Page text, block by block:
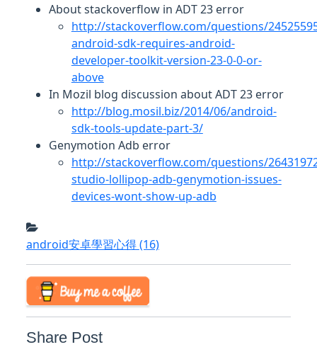
About stackoverflow in ADT 23 error
http://stackoverflow.com/questions/
android-sdk-requires-android-
developer-toolkit-version-23-0-0-or-
above
In Mozil blog discussion about ADT 23 error
http://blog.mosil.biz/2014/06/android-
sdk-tools-update-part-3/
Genymotion Adb error
http://stackoverflow.com/questions/
studio-lollipop-adb-genymotion-issues-
devices-wont-show-up-adb
android安卓學習心得(16)
Share Post